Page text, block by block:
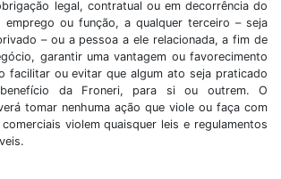
legal, contratual ou em decorrência do
emprego ou função, a qualquer terceiro – seja
– ou a pessoa a ele relacionada, a fim de
garantir uma vantagem ou favorecimento
facilitar ou evitar que algum ato seja praticado
da Froneri, para si ou outrem. O
tomar nenhuma ação que viole ou faça com
violem quaisquer leis e regulamentos